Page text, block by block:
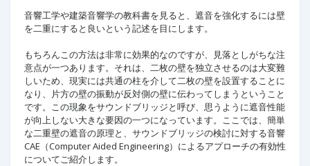
音響工学や建築音響学の教科書を見ると、遮音を強化するには壁
を二重にすると良いという記述を目にします。​
もちろんこの方法は非常に効果的なのですが、見落としがちな注
意点が一つあります。それは、二枚の壁を独立させるのは大変難
しいため、現実には共通の柱を介して二枚の壁を設置することに
なり、片方の壁の振動が反対側の壁に伝わってしまうということ
です。この現象をサウンドブリッジと呼び、思うように遮音性能
が向上しない大きな要因の一つになっています。ここでは、簡単
な二重壁の遮音の原理と、サウンドブリッジの検討に対する音響
CAE（Computer Aided Engineering）によるアプローチの有効性
についてご紹介します。​